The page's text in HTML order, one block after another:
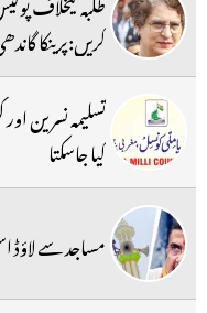
کریں:پرینکا
تسلیمہ نسرین
کیا جاسکتا
مساجد سے لاؤڈ